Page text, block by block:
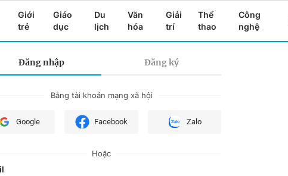
Giới
trẻ
Giáo
dục
Du
lịch
Văn
hóa
Giải
trí
Thể
thao
Công
nghệ
Đăng nhập Đăng ký
Bằng tài khoản mạng xã hội
Google Facebook Zalo
Hoặc